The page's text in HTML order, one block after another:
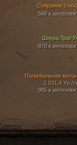
Шкура
870 к
Погребальная
2 831,4 Ур./
985 к
Собрание
588 к